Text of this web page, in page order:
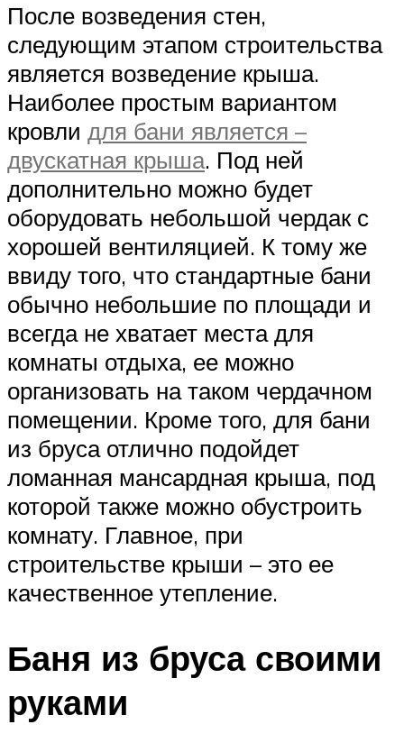
После возведения стен,
следующим этапом строительства
является возведение крыша.
Наиболее простым вариантом
кровли для бани является –
двускатная крыша. Под ней
дополнительно можно будет
оборудовать небольшой чердак с
хорошей вентиляцией. К тому же
ввиду того, что стандартные бани
обычно небольшие по площади и
всегда не хватает места для
комнаты отдыха, ее можно
организовать на таком чердачном
помещении. Кроме того, для бани
из бруса отлично подойдет
ломанная мансардная крыша, под
которой также можно обустроить
комнату. Главное, при
строительстве крыши – это ее
качественное утепление.
Баня из бруса своими
руками